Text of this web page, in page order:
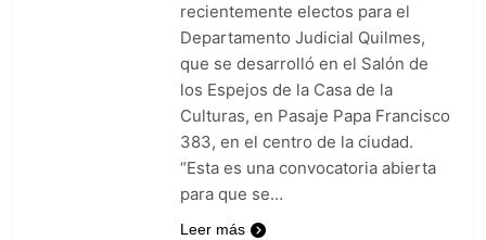
recientemente electos para el
Departamento Judicial Quilmes,
que se desarrolló en el Salón de
los Espejos de la Casa de la
Culturas, en Pasaje Papa Francisco
383, en el centro de la ciudad.
“Esta es una convocatoria abierta
para que se…
Leer más